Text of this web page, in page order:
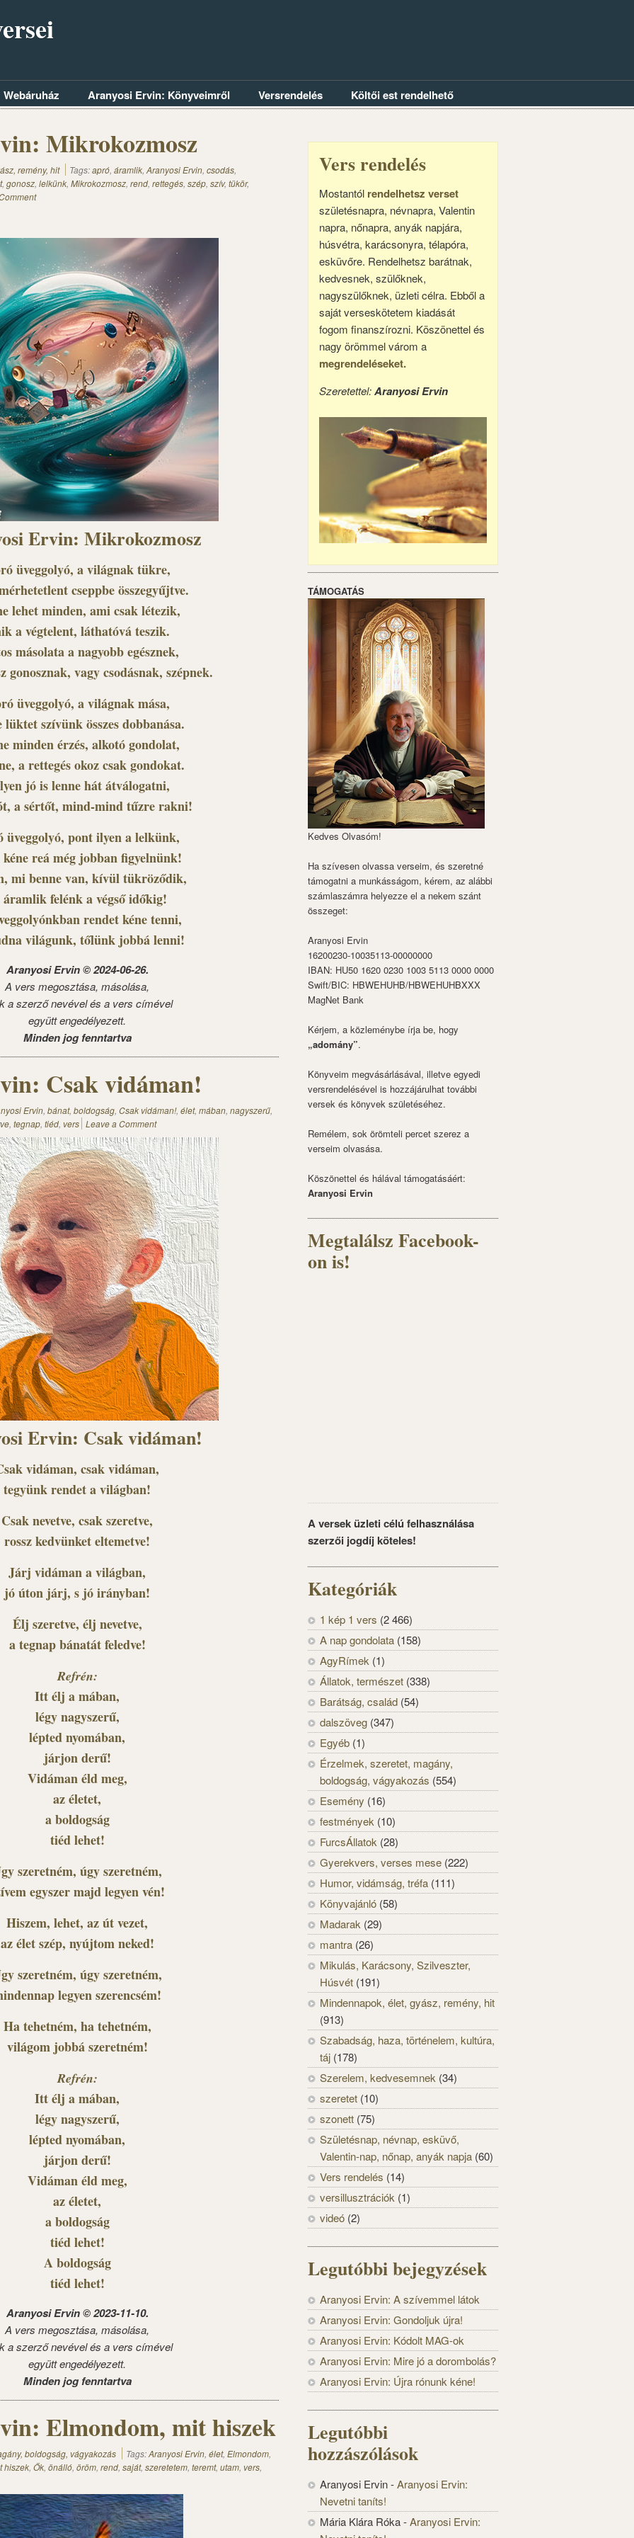
Webáruház Aranyosi Ervin: Könyveimről Versrendelés Költői est rendelhető
Mikrokozmosz
remény, hit Tags:apró, áramlik, Aranyosi Ervin, csodás,
, gonosz, lelkünk, Mikrokozmosz, rend, rettegés, szép, szív, tükör,
Ervin: Mikrokozmosz
üveggolyó, a világnak tükre,
cseppbe összegyűjtve.
lehet minden, ami csak létezik,
a végtelent, láthatóvá teszik.
másolata a nagyobb egésznek,
gonosznak, vagy csodásnak, szépnek.
üveggolyó, a világnak mása,
lüktet szívünk összes dobbanása.
minden érzés, alkotó gondolat,
a rettegés okoz csak gondokat.
jó is lenne hát átválogatni,
a sértőt, mind-mind tűzre rakni!
üveggolyó, pont ilyen a lelkünk,
reá még jobban figyelnünk!
mi benne van, kívül tükröződik,
áramlik felénk a végső időkig!
rendet kéne tenni,
világunk, tőlünk jobbá lenni!
Aranyosi Ervin © 2024-06-26.
A vers megosztása, másolása,
a szerző nevével és a vers címével
együtt engedélyezett.
Minden jog fenntartva
Csak vidáman!
Ervin, bánat, boldogság, Csak vidáman!, élet, mában, nagyszerű,
, tegnap, tiéd, vers Leave a Comment
Ervin: Csak vidáman!
vidáman, csak vidáman,
tegyünk rendet a világban!
Csak nevetve, csak szeretve,
rossz kedvünket eltemetve!
Járj vidáman a világban,
jó úton járj, s jó irányban!
Élj szeretve, élj nevetve,
a tegnap bánatát feledve!
Refrén:
Itt élj a mában,
légy nagyszerű,
lépted nyomában,
járjon derű!
Vidáman éld meg,
az életet,
a boldogság
tiéd lehet!
szeretném, úgy szeretném,
egyszer majd legyen vén!
Hiszem, lehet, az út vezet,
az élet szép, nyújtom neked!
szeretném, úgy szeretném,
legyen szerencsém!
Ha tehetném, ha tehetném,
világom jobbá szeretném!
Refrén:
Itt élj a mában,
légy nagyszerű,
lépted nyomában,
járjon derű!
Vidáman éld meg,
az életet,
a boldogság
tiéd lehet!
A boldogság
tiéd lehet!
Aranyosi Ervin © 2023-11-10.
A vers megosztása, másolása,
a szerző nevével és a vers címével
együtt engedélyezett.
Minden jog fenntartva
Elmondom, mit hiszek
boldogság, vágyakozás Tags:Aranyosi Ervin, élet, Elmondom,
hiszek, Ők, önálló, öröm, rend, saját, szeretetem, teremt, utam, vers,
Vers rendelés
Mostantól rendelhetsz verset
születésnapra, névnapra, Valentin
napra, nőnapra, anyák napjára,
húsvétra, karácsonyra, télapóra,
esküvőre. Rendelhetsz barátnak,
kedvesnek, szülőknek,
nagyszülőknek, üzleti célra. Ebből a
saját verseskötetem kiadását
fogom finanszírozni. Köszönettel és
nagy örömmel várom a
megrendeléseket.
Szeretettel:Aranyosi Ervin
TÁMOGATÁS
Kedves Olvasóm!
Ha szívesen olvassa verseim, és szeretné
támogatni a munkásságom, kérem, az alábbi
számlaszámra helyezze el a nekem szánt
összeget:
Aranyosi Ervin
16200230-10035113-00000000
IBAN: HU50 1620 0230 1003 5113 0000 0000
Swift/BIC: HBWEHUHB/HBWEHUHBXXX
MagNet Bank
Kérjem, a közleménybe írja be, hogy
„adomány”.
Könyveim megvásárlásával, illetve egyedi
versrendelésével is hozzájárulhat további
versek és könyvek születéséhez.
Remélem, sok örömteli percet szerez a
verseim olvasása.
Köszönettel és hálával támogatásáért:
Aranyosi Ervin
Megtalálsz Facebook-
on is!
A versek üzleti célú felhasználása
szerzői jogdíj köteles!
Kategóriák
1 kép 1 vers (2 466)
A nap gondolata (158)
AgyRímek (1)
Állatok, természet (338)
Barátság, család (54)
dalszöveg (347)
Egyéb (1)
Érzelmek, szeretet, magány,
boldogság, vágyakozás (554)
Esemény (16)
festmények (10)
FurcsÁllatok (28)
Gyerekvers, verses mese (222)
Humor, vidámság, tréfa (111)
Könyvajánló (58)
Madarak (29)
mantra (26)
Mikulás, Karácsony, Szilveszter,
Húsvét (191)
Mindennapok, élet, gyász, remény, hit
(913)
Szabadság, haza, történelem, kultúra,
táj (178)
Szerelem, kedvesemnek (34)
szeretet (10)
szonett (75)
Születésnap, névnap, esküvő,
Valentin-nap, nőnap, anyák napja (60)
Vers rendelés (14)
versillusztrációk (1)
videó (2)
Legutóbbi bejegyzések
Aranyosi Ervin: A szívemmel látok
Aranyosi Ervin: Gondoljuk újra!
Aranyosi Ervin: Kódolt MAG-ok
Aranyosi Ervin: Mire jó a dorombolás?
Aranyosi Ervin: Újra rónunk kéne!
Legutóbbi
hozzászólások
Aranyosi Ervin-Aranyosi Ervin:
Nevetni taníts!
Mária Klára Róka-Aranyosi Ervin: